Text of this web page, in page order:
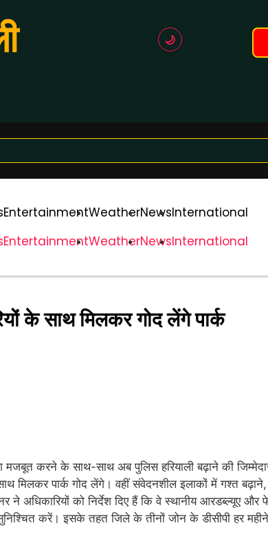
🌙
EntertainmentWeatherNewsInternational
EntertainmentWeatherNewsInternational
के साथ मिलकर गोद लेंगे पार्क
करने के साथ-साथ अब पुलिस हरियाली बढ़ाने की
मिलकर पार्क गोद लेंगे। वहीं संवेदनशील इलाकों में गश्त
ने अधिकारियों को निर्देश दिए हैं कि वे स्थानीय आरडब्ल्यूए
करें। इसके तहत जिले के तीनों जोन के डीसीपी हर